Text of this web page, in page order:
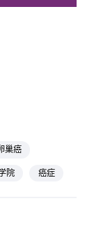
巢癌
院 癌症